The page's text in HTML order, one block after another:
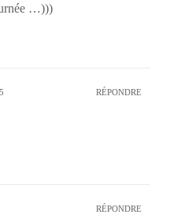
…)))
RÉPONDRE
RÉPONDRE